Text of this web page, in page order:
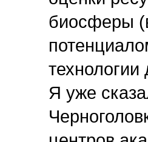
биосферы
Я уже